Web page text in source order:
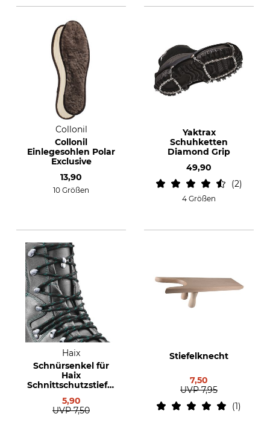
Collonil
Collonil
Einlegesohlen Polar
Exclusive
13,90
10 Größen
Yaktrax
Schuhketten
Diamond Grip
49,90
2
4 Größen
Haix
Schnürsenkel für
Haix
Schnittschutzstiefel
5,90
UVP 7,50
Stiefelknecht
7,50
UVP 7,95
1